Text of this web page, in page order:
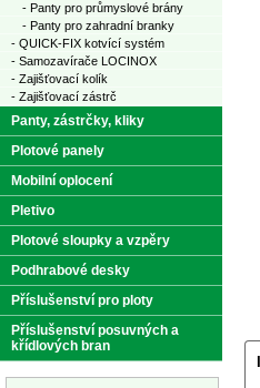
- Panty pro průmyslové brány
- Panty pro zahradní branky
- QUICK-FIX kotvící systém
- Samozavírače LOCINOX
- Zajišťovací kolík
- Zajišťovací zástrč
Panty, zástrčky, kliky
Plotové panely
Mobilní oplocení
Pletivo
Plotové sloupky a vzpěry
Podhrabové desky
Příslušenství pro ploty
Příslušenství posuvných a
křídlových bran